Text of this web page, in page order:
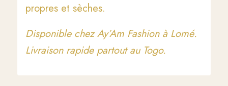
propres et sèches.
Disponible chez Ay’Am Fashion à Lomé.
Livraison rapide partout au Togo.